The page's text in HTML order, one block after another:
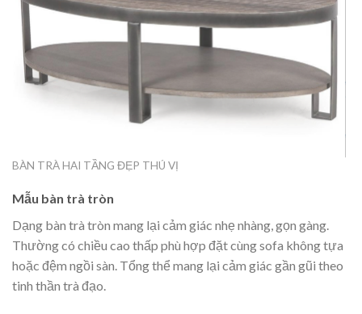
BÀN TRÀ HAI TẦNG ĐẸP THÚ VỊ
Mẫu bàn trà tròn
Dạng bàn trà tròn mang lại cảm giác nhẹ nhàng, gọn gàng.
Thường có chiều cao thấp phù hợp đặt cùng sofa không tựa
hoặc đệm ngồi sàn. Tổng thể mang lại cảm giác gần gũi theo
tinh thần trà đạo.